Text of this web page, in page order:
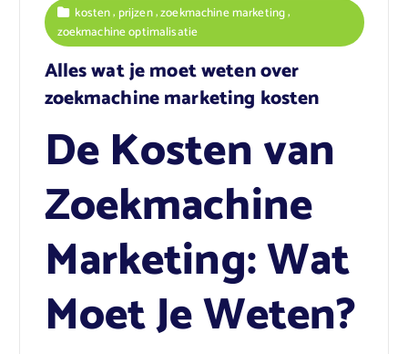
kosten,prijzen,zoekmachine marketing,
zoekmachine optimalisatie
Alles wat je moet weten over
zoekmachine marketing kosten
De Kosten van
Zoekmachine
Marketing: Wat
Moet Je Weten?